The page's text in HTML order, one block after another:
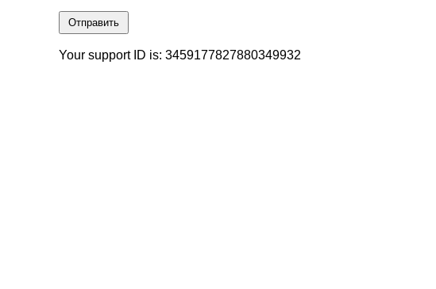
Отправить
Your support ID is: 3459177827880349932